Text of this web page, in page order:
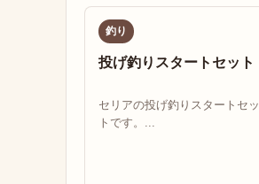
釣り
投げ釣りスタートセット
セリアの投げ釣りスタートセッ
トです。...